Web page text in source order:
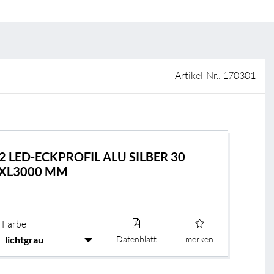
Artikel-Nr.: 170301
LED-ECKPROFIL ALU SILBER 30
MM
Farbe
Datenblatt merken